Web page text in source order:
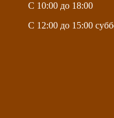
C 10:00 до 18:00
C 12:00 до 15:00